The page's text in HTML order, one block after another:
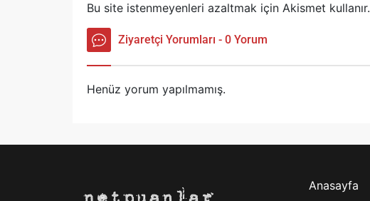
Bu site istenmeyenleri azaltmak için Akismet kullanır.
Ziyaretçi Yorumları - 0 Yorum
Henüz yorum yapılmamış.
Anasayfa